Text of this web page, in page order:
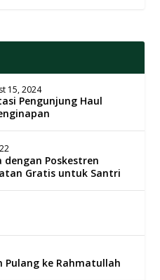
15, 2024
Pengunjung Haul
dengan Poskestren
Gratis untuk Santri
Pulang ke Rahmatullah